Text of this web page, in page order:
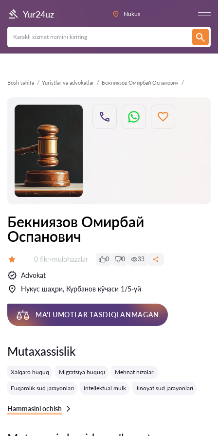
Yur24uz Nukus
Bosh sahifa Yuristlar va advokatlar Бекниязов Омирбай Оспанович
Orqaga
Бекниязов Омирбай
Оспанович
Fikrlar:
0 fikr-mulohazalar 0 0 33
Advokat
Нукус шаҳри, Курбанов кўчаси 1/5-уй
MA'LUMOTLAR TASDIQLANMAGAN
Mutaxassislik
Xalqaro huquq Migratsiya huquqi Mehnat nizolari
Fuqarolik sud jarayonlari Intellektual mulk Jinoyat sud jarayonlari
Hammasini ochish